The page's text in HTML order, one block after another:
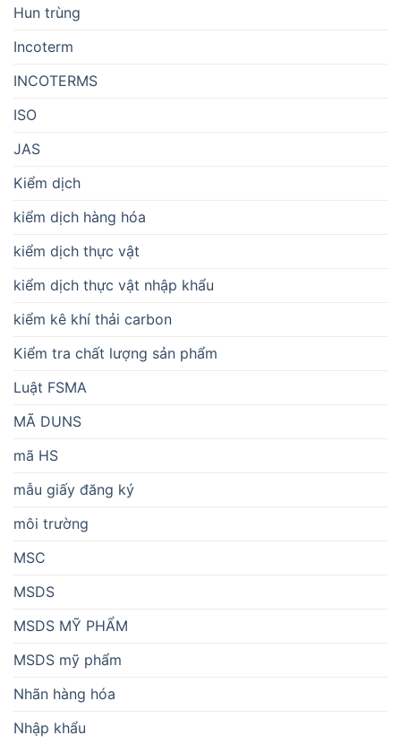
Hun trùng
Incoterm
INCOTERMS
ISO
JAS
Kiểm dịch
kiểm dịch hàng hóa
kiểm dịch thực vật
kiểm dịch thực vật nhập khẩu
kiểm kê khí thải carbon
Kiểm tra chất lượng sản phẩm
Luật FSMA
MÃ DUNS
mã HS
mẫu giấy đăng ký
môi trường
MSC
MSDS
MSDS MỸ PHẨM
MSDS mỹ phẩm
Nhãn hàng hóa
Nhập khẩu